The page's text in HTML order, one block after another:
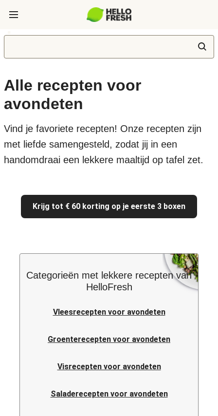
Alle recepten voor
avondeten
Vind je favoriete recepten! Onze recepten zijn
met liefde samengesteld, zodat jij in een
handomdraai een lekkere maaltijd op tafel zet.
Krijg tot € 60 korting op je eerste 3 boxen
Categorieën met lekkere recepten van
HelloFresh
Vleesrecepten voor avondeten
Groenterecepten voor avondeten
Visrecepten voor avondeten
Saladerecepten voor avondeten